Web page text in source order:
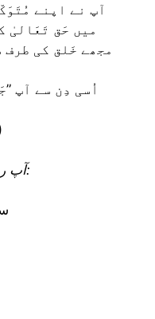
آپ نے اپنے
میں حَق تَعَالیٰ
مجھے خَلق کی
اُسی دِن سے آپ
سِیرتِ
آپ رضى اللّٰه عنه کا نَسَب شریف: